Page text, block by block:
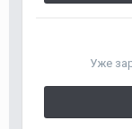
Уже